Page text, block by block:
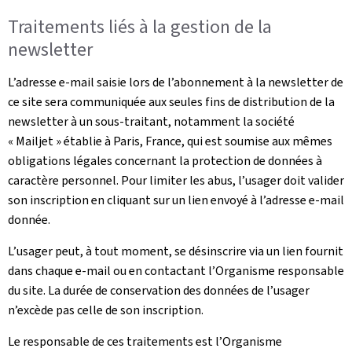
Traitements liés à la gestion de la
newsletter
L’adresse e-mail saisie lors de l’abonnement à la newsletter de
ce site sera communiquée aux seules fins de distribution de la
newsletter à un sous-traitant, notamment la société
« Mailjet » établie à Paris, France, qui est soumise aux mêmes
obligations légales concernant la protection de données à
caractère personnel. Pour limiter les abus, l’usager doit valider
son inscription en cliquant sur un lien envoyé à l’adresse e-mail
donnée.
L’usager peut, à tout moment, se désinscrire via un lien fournit
dans chaque e-mail ou en contactant l’Organisme responsable
du site. La durée de conservation des données de l’usager
n’excède pas celle de son inscription.
Le responsable de ces traitements est l’Organisme